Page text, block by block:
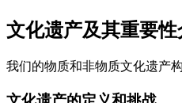
文化遗产及其重要性
我们的物质和非物质文化遗产